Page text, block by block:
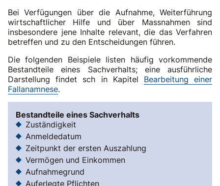
Bei Verfügungen über die Aufnahme, Weiterführung
wirtschaftlicher Hilfe und über Massnahmen sind
insbesondere jene Inhalte relevant, die das Verfahren
betreffen und zu den Entscheidungen führen.
Die folgenden Beispiele listen häufig vorkommende
Bestandteile eines Sachverhalts; eine ausführliche
Darstellung findet sch in Kapitel Bearbeitung einer
Fallanamnese.
Bestandteile eines Sachverhalts
Zuständigkeit
Anmeldedatum
Zeitpunkt der ersten Auszahlung
Vermögen und Einkommen
Aufnahmegrund
Auferlegte Pflichten